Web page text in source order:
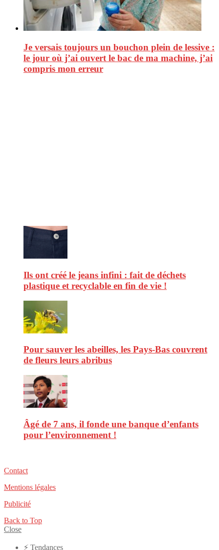
Je versais toujours un bouchon plein de lessive :
le jour où j’ai ouvert le bac de ma machine, j’ai
compris mon erreur
Ils ont créé le jeans infini : fait de déchets
plastique et recyclable en fin de vie !
Pour sauver les abeilles, les Pays-Bas couvrent
de fleurs leurs abribus
Âgé de 7 ans, il fonde une banque d’enfants
pour l’environnement !
Contact
Mentions légales
Publicité
Back to Top
Close
⚡️ Tendances